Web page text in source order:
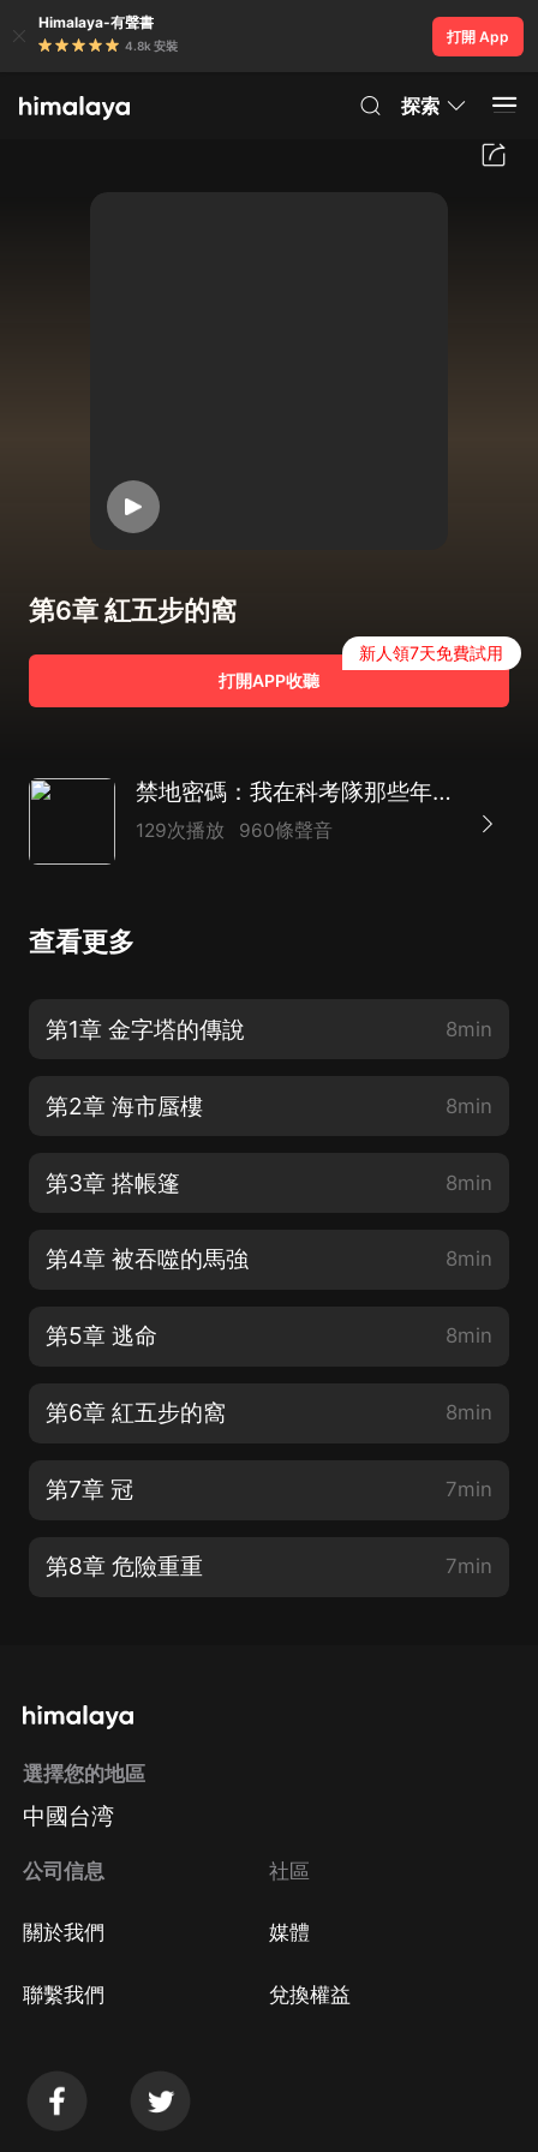
Himalaya-有聲書
4.8k 安裝
打開 App
探索
第6章 紅五步的窩
打開APP收聽
新人領7天免費試用
禁地密碼：我在科考隊那些年|盜墓筆記|探險|救援|懸疑|AI多播
129次播放 960條聲音
查看更多
第1章 金字塔的傳說 8min
第2章 海市蜃樓 8min
第3章 搭帳篷 8min
第4章 被吞噬的馬強 8min
第5章 逃命 8min
第6章 紅五步的窩 8min
第7章 冠 7min
第8章 危險重重 7min
選擇您的地區
中國台湾
公司信息
關於我們
聯繫我們
社區
媒體
兌換權益